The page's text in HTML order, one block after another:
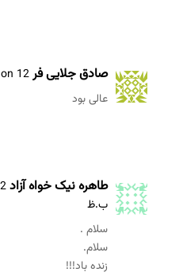
صادق جلایی فرon 12 ژانویه 2021 at 3:22 ق.ظ
عالی بود
طاهره نیک خواه آزاد
ب.ظ
سلام .
سلام.
زنده باد!!!